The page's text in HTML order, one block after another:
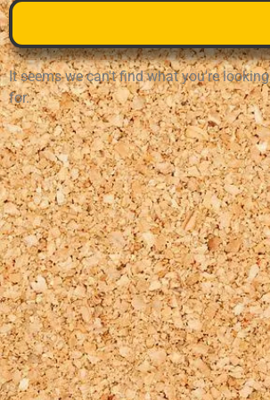
It seems we can't find what you're looking
for.